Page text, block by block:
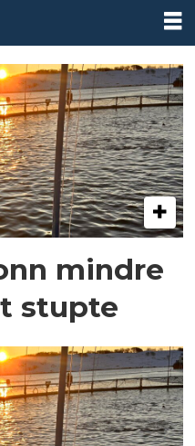
mindre
stupte